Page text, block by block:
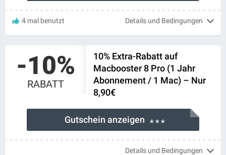
4 mal benutzt Details und Bedingungen
-10%
RABATT
10% Extra-Rabatt auf
Macbooster 8 Pro (1 Jahr
Abonnement / 1 Mac) – Nur
8,90€
Gutschein anzeigen * * *
Details und Bedingungen